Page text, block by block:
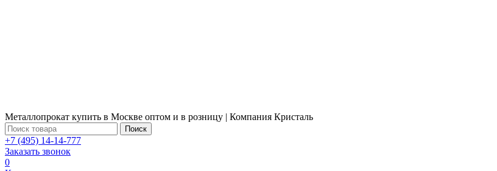
Металлопрокат купить в Москве оптом и в розницу | Компания Кристаль
Поиск
+7 (495) 14-14-777
Заказать звонок
0